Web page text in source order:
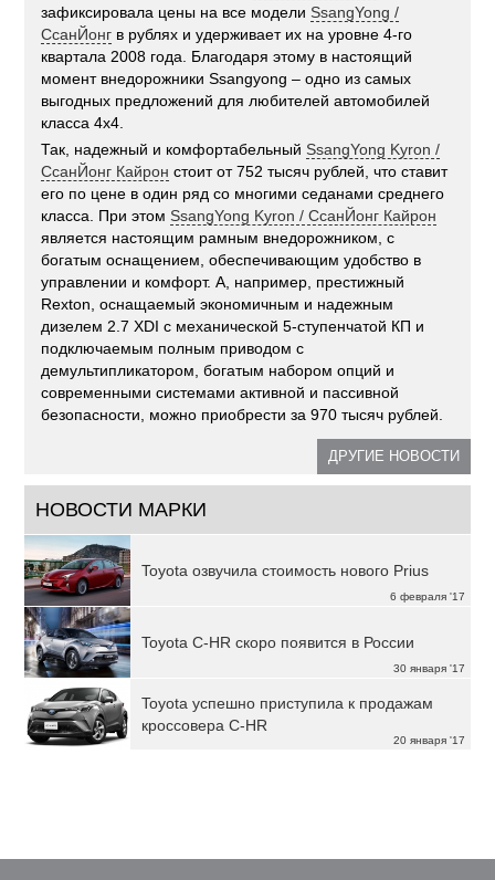
зафиксировала цены на все модели SsangYong /
СсанЙонг в рублях и удерживает их на уровне 4-го
квартала 2008 года. Благодаря этому в настоящий
момент внедорожники Ssangyong – одно из самых
выгодных предложений для любителей автомобилей
класса 4х4.
Так, надежный и комфортабельный SsangYong Kyron /
СсанЙонг Кайрон стоит от 752 тысяч рублей, что ставит
его по цене в один ряд со многими седанами среднего
класса. При этом SsangYong Kyron / СсанЙонг Кайрон
является настоящим рамным внедорожником, с
богатым оснащением, обеспечивающим удобство в
управлении и комфорт. А, например, престижный
Rexton, оснащаемый экономичным и надежным
дизелем 2.7 XDI с механической 5-ступенчатой КП и
подключаемым полным приводом с
демультипликатором, богатым набором опций и
современными системами активной и пассивной
безопасности, можно приобрести за 970 тысяч рублей.
ДРУГИЕ НОВОСТИ
НОВОСТИ МАРКИ
6 февраля '17
Toyota озвучила стоимость нового Prius
30 января '17
Toyota C-HR скоро появится в России
20 января '17
Toyota успешно приступила к продажам
кроссовера C-HR